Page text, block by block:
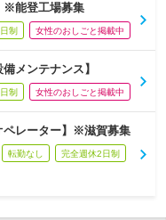
※能登工場募集
制 女性のおしごと掲載中
メンテナンス】
制 女性のおしごと掲載中
ペレーター】※滋賀募集
転勤なし 完全週休2日制